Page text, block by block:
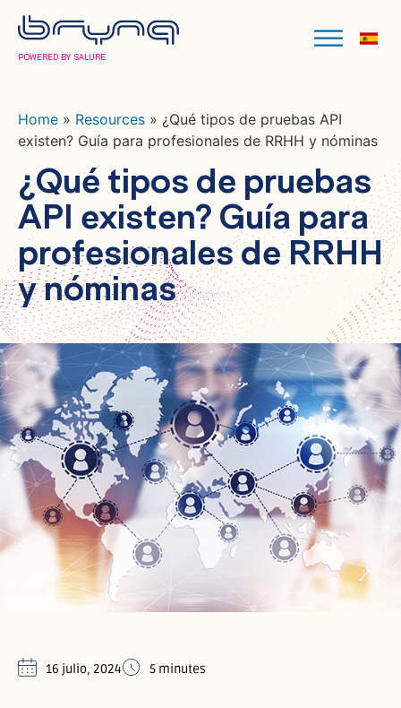
POWERED BY SALURE
Home » Resources » ¿Qué tipos de pruebas API
existen? Guía para profesionales de RRHH y nóminas
¿Qué tipos de pruebas
API existen? Guía para
profesionales de RRHH
y nóminas
16 julio, 2024 5 minutes